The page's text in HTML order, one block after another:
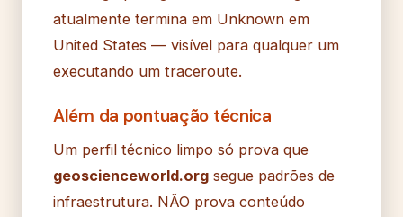
atualmente termina em Unknown em
United States — visível para qualquer um
executando um traceroute.
Além da pontuação técnica
Um perfil técnico limpo só prova que
geoscienceworld.org segue padrões de
infraestrutura. NÃO prova conteúdo